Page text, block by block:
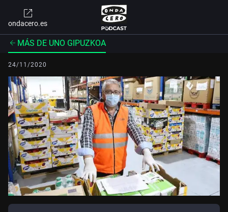
ondacero.es
MÁS DE UNO GIPUZKOA
24/11/2020